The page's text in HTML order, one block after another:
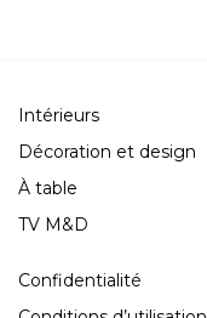
Intérieurs
Décoration et design
À table
TV M&D
Confidentialité